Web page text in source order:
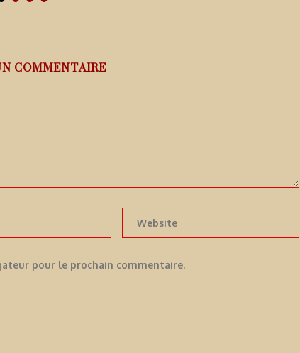
COMMENTAIRE
pour le prochain commentaire.